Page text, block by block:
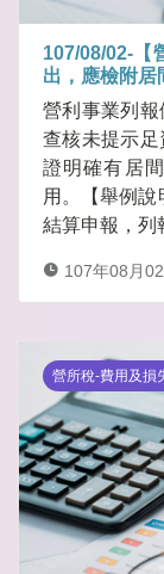
107/08/02-【
出，應檢附居
營利事業列
查核未提示
證明確有居
用。【舉例
結算申報，列
107年08月
營所稅-費用及損